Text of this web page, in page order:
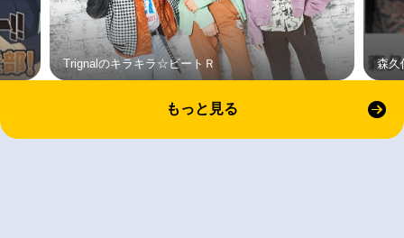
Trignalのキラキラ☆ビートＲ 森久
もっと見る